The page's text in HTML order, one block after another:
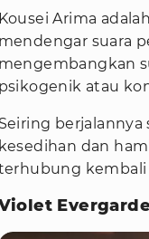
Kousei Arima
mendengar suara
mengembangkan
psikogenik atau
Seiring
kesedihan dan
kembali